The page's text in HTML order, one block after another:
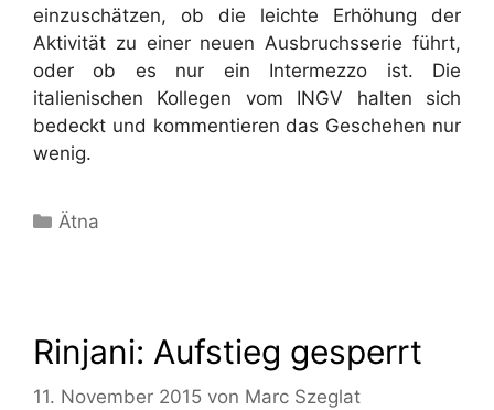
einzuschätzen, ob die leichte Erhöhung der
Aktivität zu einer neuen Ausbruchsserie führt,
oder ob es nur ein Intermezzo ist. Die
italienischen Kollegen vom INGV halten sich
bedeckt und kommentieren das Geschehen nur
wenig.
Kategorien
Ätna
Rinjani: Aufstieg gesperrt
11. November 2015 von Marc Szeglat